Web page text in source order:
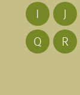
I
J
Q
R